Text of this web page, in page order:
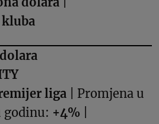
liga | Promjena u
godinu: +4%